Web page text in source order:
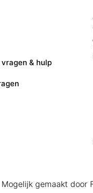
& hulp
Mogelijk gemaakt door